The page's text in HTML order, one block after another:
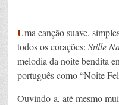
Uma canção suave,
todos os corações: Stille
melodia da noite bendita
português como “Noite
Ouvindo-a, até mesmo